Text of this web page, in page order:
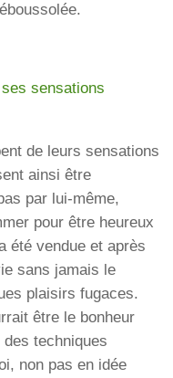
sensations
de leurs sensations
ainsi être
par lui-même,
pour être heureux
été vendue et après
sans jamais le
plaisirs fugaces.
être le bonheur
techniques
non pas en idée